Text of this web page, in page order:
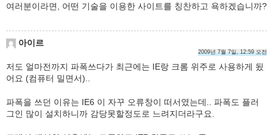
여러분이라면, 어떤 기술을 이용한 사이트를 칭찬하고 욕하겠습니까?
아이르
2009년 7월 7일, 12:59 오전
저도 얼마전까지 파폭쓰다가 최근에는 IE랑 크롬 위주로 사용하게 됬
어요 (컴퓨터 밀면서)..
파폭을 쓰던 이유는 IE6 이 자꾸 오류창이 떠서였는데.. 파폭도 플러
그인 많이 설치하니까 감당못할정도로 느려지더라구요.